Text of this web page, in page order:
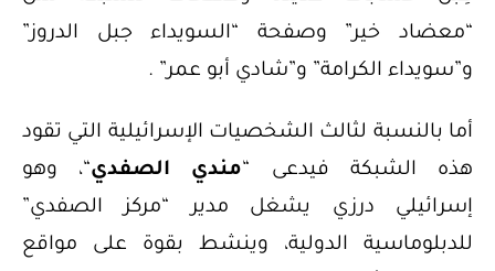
“معضاد خير” وصفحة “السويداء جبل الدروز”
و”سويداء الكرامة” و”شادي أبو عمر” .
أما بالنسبة لثالث الشخصيات الإسرائيلية التي تقود
هذه الشبكة فيدعى “
مندي الصفدي“، وهو
إسرائيلي درزي يشغل مدير “مركز الصفدي”
للدبلوماسية الدولية، وينشط بقوة على مواقع